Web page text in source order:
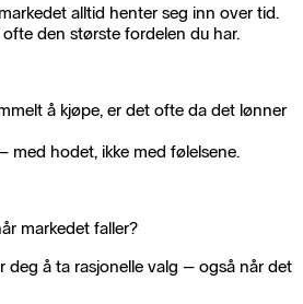
alltid henter seg inn over tid.
den største fordelen du har.
å kjøpe, er det ofte da det lønner
med hodet, ikke med følelsene.
markedet faller?
deg å ta rasjonelle valg – også når det